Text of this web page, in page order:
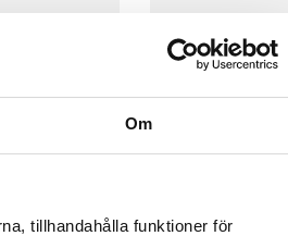
Om
tillhandahålla funktioner för
SKAPA KUND